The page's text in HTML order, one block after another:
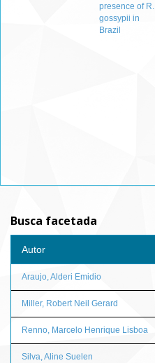
presence of R.
gossypii in
Brazil
Busca facetada
Autor
Araujo, Alderi Emidio
Miller, Robert Neil Gerard
Renno, Marcelo Henrique Lisboa
Silva, Aline Suelen